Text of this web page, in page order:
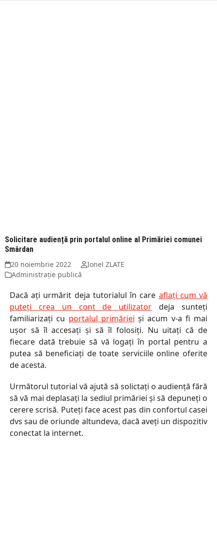
Solicitare audiență prin portalul online al Primăriei comunei
Smârdan
20 noiembrie 2022
Ionel ZLATE
Administrație publică
Dacă ați urmărit deja tutorialul în care aflați cum vă
puteți crea un cont de utilizator deja sunteți
familiarizați cu portalul primăriei și acum v-a fi mai
ușor să îl accesați și să îl folosiți. Nu uitați că de
fiecare dată trebuie să vă logați în portal pentru a
putea să beneficiați de toate serviciile online oferite
de acesta.
Următorul tutorial vă ajută să solictați o audiență fără
să vă mai deplasați la sediul primăriei și să depuneți o
cerere scrisă. Puteți face acest pas din confortul casei
dvs sau de oriunde altundeva, dacă aveți un dispozitiv
conectat la internet.